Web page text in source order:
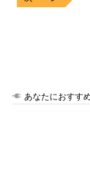
あなたにおすす